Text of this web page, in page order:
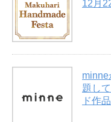
12月
minne
題し
ド作